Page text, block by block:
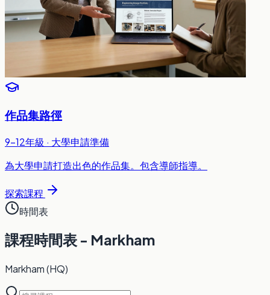
作品集路徑
9-12年級 · 大學申請準備
為大學申請打造出色的作品集。包含導師指導。
探索課程
時間表
課程時間表 - Markham
Markham(HQ)